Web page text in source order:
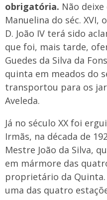
obrigatória. Não
Manuelina do séc. XVI,
D. João IV terá sido
que foi, mais tarde,
Guedes da Silva da
quinta em meados do
transportou para os
Aveleda.
Já no século XX foi
Irmãs, na década de
Mestre João da Silva,
em mármore das
proprietário da
uma das quatro